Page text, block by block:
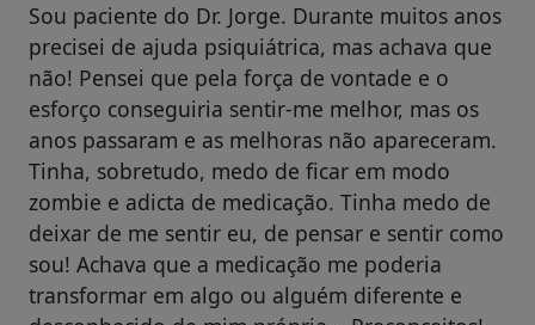
Sou paciente do Dr. Jorge. Durante muitos anos
precisei de ajuda psiquiátrica, mas achava que
não! Pensei que pela força de vontade e o
esforço conseguiria sentir-me melhor, mas os
anos passaram e as melhoras não apareceram.
Tinha, sobretudo, medo de ficar em modo
zombie e adicta de medicação. Tinha medo de
deixar de me sentir eu, de pensar e sentir como
sou! Achava que a medicação me poderia
transformar em algo ou alguém diferente e